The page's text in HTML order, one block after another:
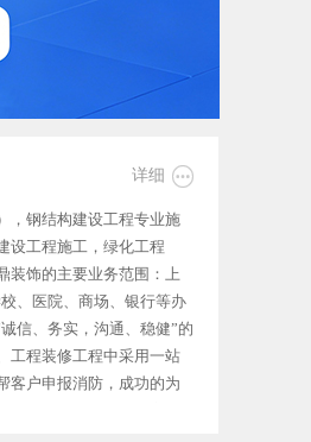
详细 
，钢结构建设工程专业施
设工程施工，绿化工程
装饰的主要业务范围：上
、医院、商场、银行等办
信、务实，沟通、稳健”的
工程装修工程中采用一站
客户申报消防，成功的为